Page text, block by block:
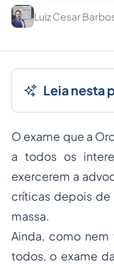
Luiz Cesar
Leia nesta
O exame que a
a todos os
exercerem a
críticas depois de
massa.
Ainda, como
todos, o exame